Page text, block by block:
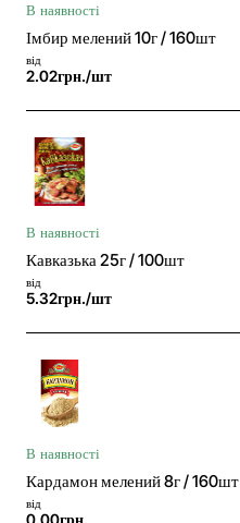
В наявності
Імбир мелений 10г / 160шт
від
2.02грн./шт
В наявності
Кавказька 25г / 100шт
від
5.32грн./шт
В наявності
Кардамон мелений 8г / 160шт
від
0.00грн.